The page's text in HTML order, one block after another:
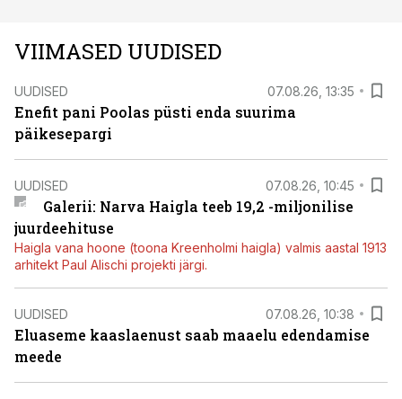
VIIMASED UUDISED
UUDISED 07.08.26, 13:35
Enefit pani Poolas püsti enda suurima
päikesepargi
UUDISED 07.08.26, 10:45
Galerii: Narva Haigla teeb 19,2 -miljonilise
juurdeehituse
Haigla vana hoone (toona Kreenholmi haigla) valmis aastal 1913
arhitekt Paul Alischi projekti järgi.
UUDISED 07.08.26, 10:38
Eluaseme kaaslaenust saab maaelu edendamise
meede